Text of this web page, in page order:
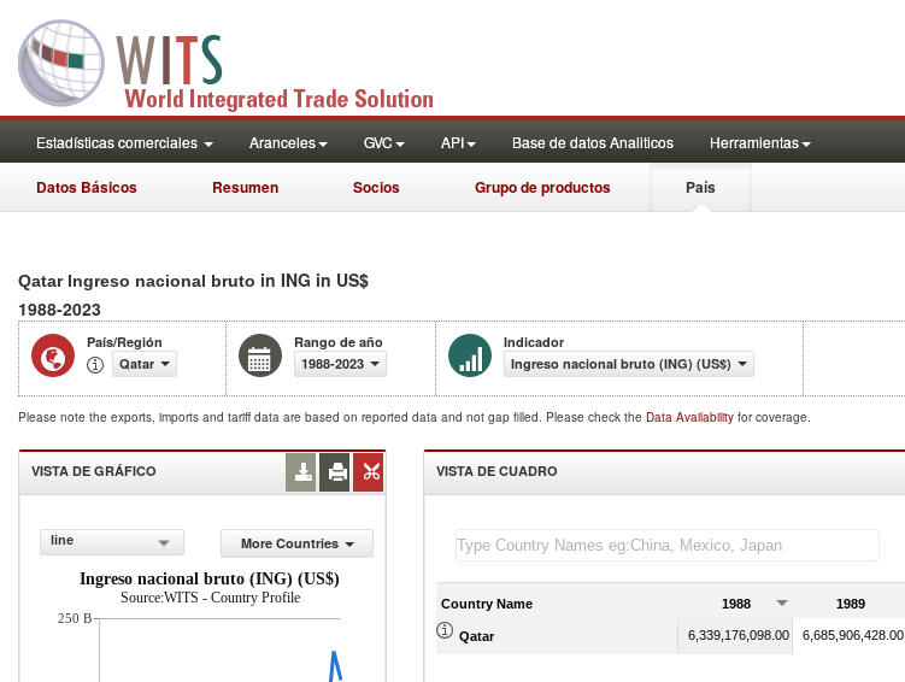
Estadísticas comerciales Aranceles GVC API Base de datos Analiticos Herramientas
Datos Básicos Resumen Socios Grupo de productos País
Qatar Ingreso nacional bruto in ING in US$
1988-2023
País/Región
Qatar
Rango de año
1988-2023
Indicador
Ingreso nacional bruto (ING) (US$)
Please note the exports, imports and tariff data are based on reported data and not gap filled. Please check the Data Availability for coverage.
VISTA DE GRÁFICO
line
More Countries
Ingreso nacional bruto (ING) (US$)
Source:WITS - Country Profile
250 B
VISTA DE CUADRO
Country Name 1988 1989
Qatar 6,339,176,098.00 6,685,906,428.00